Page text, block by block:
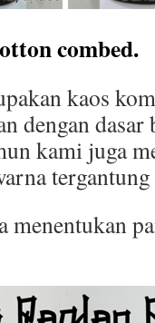
combed.
kaos
dengan
kami juga
tergantung
menentukan